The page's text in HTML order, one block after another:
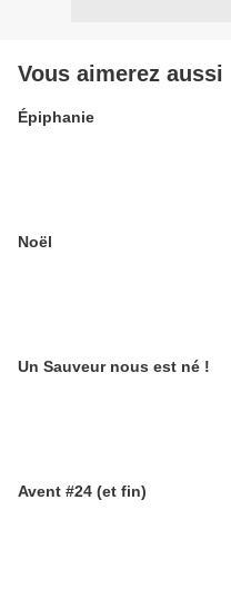
Vous aimerez aussi
Épiphanie
Noël
Un Sauveur nous est né !
Avent #24 (et fin)